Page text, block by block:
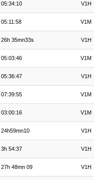
05:34:10 V1H
05:11:58 V1M
26h 35mn33s V1H
05:03:46 V1M
05:36:47 V1H
07:39:55 V1M
03:00:16 V1M
24h59mn10 V1H
3h 54:37 V1H
27h 48mn 09 V1H